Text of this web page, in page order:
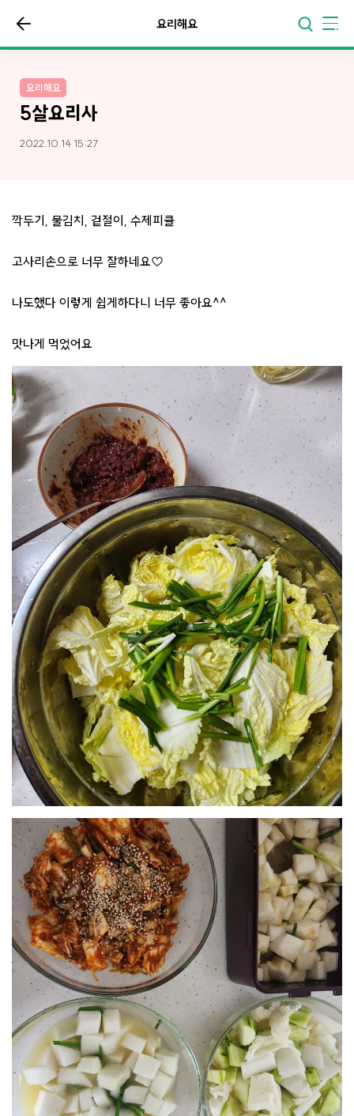
요리해요
요리해요
5살요리사
2022.10.14 15:27
깍두기, 물김치, 겉절이, 수제피클
고사리손으로 너무 잘하네요♡
나도했다 이렇게 쉽게하다니 너무 좋아요^^
맛나게 먹었어요